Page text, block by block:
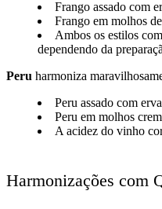
Frango assado com
Frango em molhos
Ambos os estilos
dependendo da
Peru harmoniza
Peru assado com
Peru em molhos
A acidez do vinho
Harmonizações com